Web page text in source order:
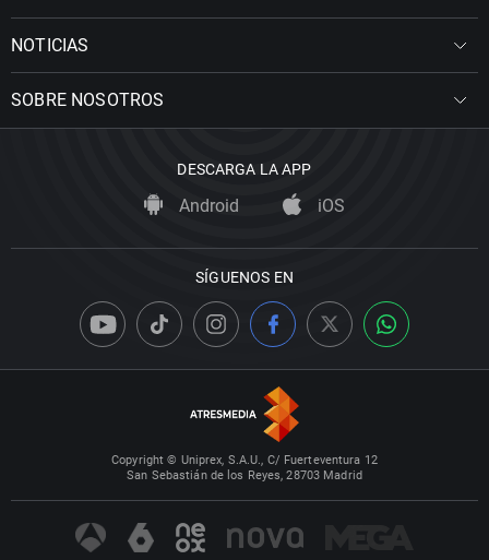
NOTICIAS
SOBRE NOSOTROS
DESCARGA LA APP
Android iOS
SÍGUENOS EN
Copyright © Uniprex, S.A.U., C/ Fuerteventura 12
San Sebastián de los Reyes, 28703 Madrid